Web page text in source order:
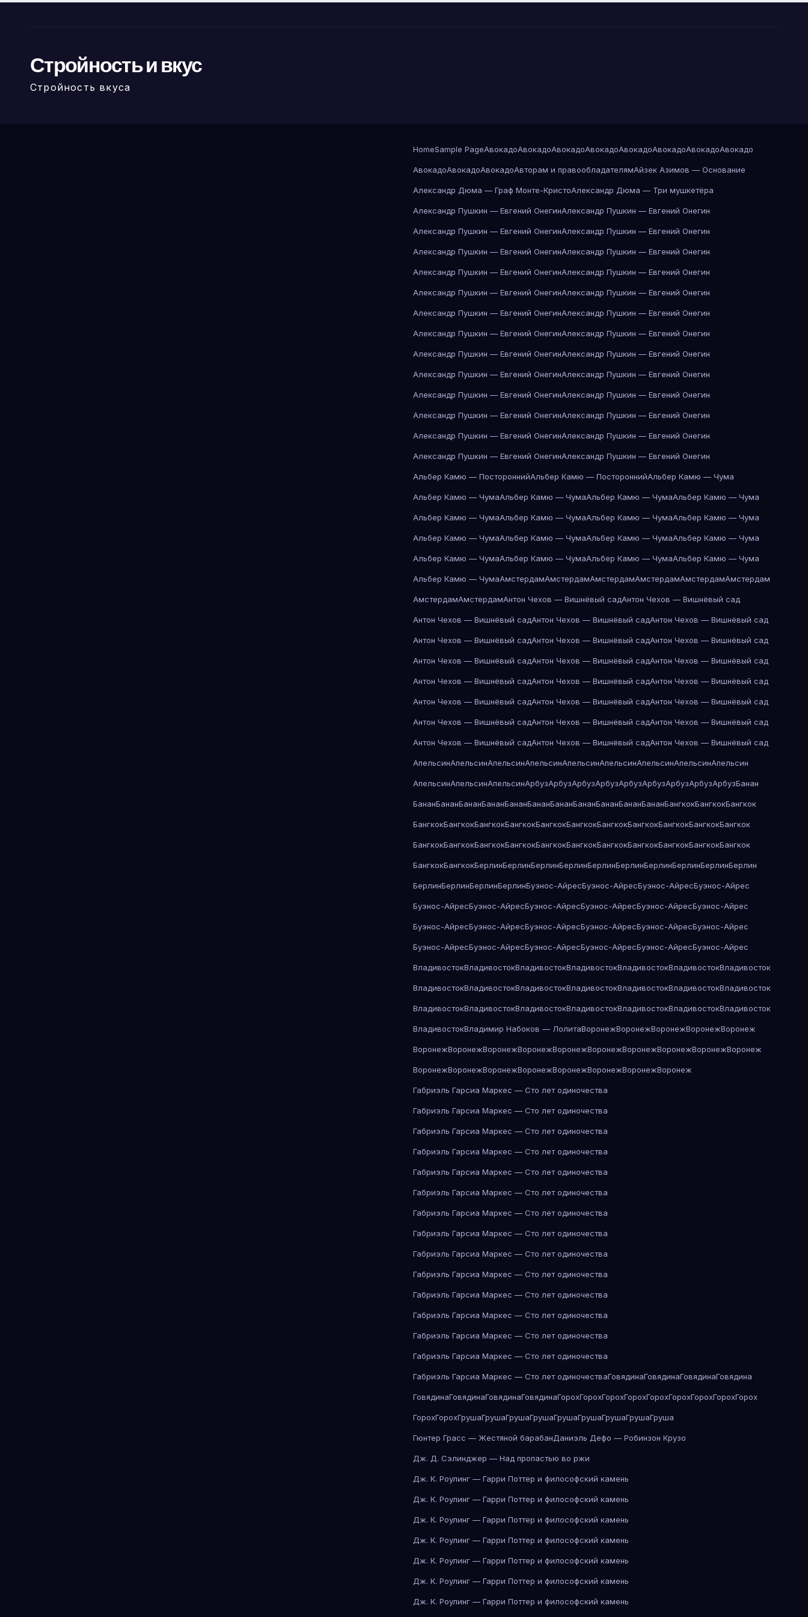
Стройность и вкус
Стройность вкуса
HomeSample PageАвокадоАвокадоАвокадоАвокадоАвокадоАвокадоАвокадоАвокадо
АвокадоАвокадоАвокадоАвторам и правообладателямАйзек Азимов — Основание
Александр Дюма — Граф Монте-КристоАлександр Дюма — Три мушкетёра
Александр Пушкин — Евгений ОнегинАлександр Пушкин — Евгений Онегин
Александр Пушкин — Евгений ОнегинАлександр Пушкин — Евгений Онегин
Александр Пушкин — Евгений ОнегинАлександр Пушкин — Евгений Онегин
Александр Пушкин — Евгений ОнегинАлександр Пушкин — Евгений Онегин
Александр Пушкин — Евгений ОнегинАлександр Пушкин — Евгений Онегин
Александр Пушкин — Евгений ОнегинАлександр Пушкин — Евгений Онегин
Александр Пушкин — Евгений ОнегинАлександр Пушкин — Евгений Онегин
Александр Пушкин — Евгений ОнегинАлександр Пушкин — Евгений Онегин
Александр Пушкин — Евгений ОнегинАлександр Пушкин — Евгений Онегин
Александр Пушкин — Евгений ОнегинАлександр Пушкин — Евгений Онегин
Александр Пушкин — Евгений ОнегинАлександр Пушкин — Евгений Онегин
Александр Пушкин — Евгений ОнегинАлександр Пушкин — Евгений Онегин
Александр Пушкин — Евгений ОнегинАлександр Пушкин — Евгений Онегин
Альбер Камю — ПостороннийАльбер Камю — ПостороннийАльбер Камю — Чума
Альбер Камю — ЧумаАльбер Камю — ЧумаАльбер Камю — ЧумаАльбер Камю — Чума
Альбер Камю — ЧумаАльбер Камю — ЧумаАльбер Камю — ЧумаАльбер Камю — Чума
Альбер Камю — ЧумаАльбер Камю — ЧумаАльбер Камю — ЧумаАльбер Камю — Чума
Альбер Камю — ЧумаАльбер Камю — ЧумаАльбер Камю — ЧумаАльбер Камю — Чума
Альбер Камю — ЧумаАмстердамАмстердамАмстердамАмстердамАмстердамАмстердам
АмстердамАмстердамАнтон Чехов — Вишнёвый садАнтон Чехов — Вишнёвый сад
Антон Чехов — Вишнёвый садАнтон Чехов — Вишнёвый садАнтон Чехов — Вишнёвый сад
Антон Чехов — Вишнёвый садАнтон Чехов — Вишнёвый садАнтон Чехов — Вишнёвый сад
Антон Чехов — Вишнёвый садАнтон Чехов — Вишнёвый садАнтон Чехов — Вишнёвый сад
Антон Чехов — Вишнёвый садАнтон Чехов — Вишнёвый садАнтон Чехов — Вишнёвый сад
Антон Чехов — Вишнёвый садАнтон Чехов — Вишнёвый садАнтон Чехов — Вишнёвый сад
Антон Чехов — Вишнёвый садАнтон Чехов — Вишнёвый садАнтон Чехов — Вишнёвый сад
Антон Чехов — Вишнёвый садАнтон Чехов — Вишнёвый садАнтон Чехов — Вишнёвый сад
АпельсинАпельсинАпельсинАпельсинАпельсинАпельсинАпельсинАпельсинАпельсин
АпельсинАпельсинАпельсинАрбузАрбузАрбузАрбузАрбузАрбузАрбузАрбузАрбузБанан
БананБананБананБананБананБананБананБананБананБананБананБангкокБангкокБангкок
БангкокБангкокБангкокБангкокБангкокБангкокБангкокБангкокБангкокБангкокБангкок
БангкокБангкокБангкокБангкокБангкокБангкокБангкокБангкокБангкокБангкокБангкок
БангкокБангкокБерлинБерлинБерлинБерлинБерлинБерлинБерлинБерлинБерлинБерлин
БерлинБерлинБерлинБерлинБуэнос-АйресБуэнос-АйресБуэнос-АйресБуэнос-Айрес
Буэнос-АйресБуэнос-АйресБуэнос-АйресБуэнос-АйресБуэнос-АйресБуэнос-Айрес
Буэнос-АйресБуэнос-АйресБуэнос-АйресБуэнос-АйресБуэнос-АйресБуэнос-Айрес
Буэнос-АйресБуэнос-АйресБуэнос-АйресБуэнос-АйресБуэнос-АйресБуэнос-Айрес
ВладивостокВладивостокВладивостокВладивостокВладивостокВладивостокВладивосток
ВладивостокВладивостокВладивостокВладивостокВладивостокВладивостокВладивосток
ВладивостокВладивостокВладивостокВладивостокВладивостокВладивостокВладивосток
ВладивостокВладимир Набоков — ЛолитаВоронежВоронежВоронежВоронежВоронеж
ВоронежВоронежВоронежВоронежВоронежВоронежВоронежВоронежВоронежВоронеж
ВоронежВоронежВоронежВоронежВоронежВоронежВоронежВоронеж
Габриэль Гарсиа Маркес — Сто лет одиночества
Габриэль Гарсиа Маркес — Сто лет одиночества
Габриэль Гарсиа Маркес — Сто лет одиночества
Габриэль Гарсиа Маркес — Сто лет одиночества
Габриэль Гарсиа Маркес — Сто лет одиночества
Габриэль Гарсиа Маркес — Сто лет одиночества
Габриэль Гарсиа Маркес — Сто лет одиночества
Габриэль Гарсиа Маркес — Сто лет одиночества
Габриэль Гарсиа Маркес — Сто лет одиночества
Габриэль Гарсиа Маркес — Сто лет одиночества
Габриэль Гарсиа Маркес — Сто лет одиночества
Габриэль Гарсиа Маркес — Сто лет одиночества
Габриэль Гарсиа Маркес — Сто лет одиночества
Габриэль Гарсиа Маркес — Сто лет одиночества
Габриэль Гарсиа Маркес — Сто лет одиночестваГовядинаГовядинаГовядинаГовядина
ГовядинаГовядинаГовядинаГовядинаГорохГорохГорохГорохГорохГорохГорохГорохГорох
ГорохГорохГрушаГрушаГрушаГрушаГрушаГрушаГрушаГрушаГруша
Гюнтер Грасс — Жестяной барабанДаниэль Дефо — Робинзон Крузо
Дж. Д. Сэлинджер — Над пропастью во ржи
Дж. К. Роулинг — Гарри Поттер и философский камень
Дж. К. Роулинг — Гарри Поттер и философский камень
Дж. К. Роулинг — Гарри Поттер и философский камень
Дж. К. Роулинг — Гарри Поттер и философский камень
Дж. К. Роулинг — Гарри Поттер и философский камень
Дж. К. Роулинг — Гарри Поттер и философский камень
Дж. К. Роулинг — Гарри Поттер и философский камень